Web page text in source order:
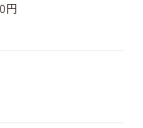
円